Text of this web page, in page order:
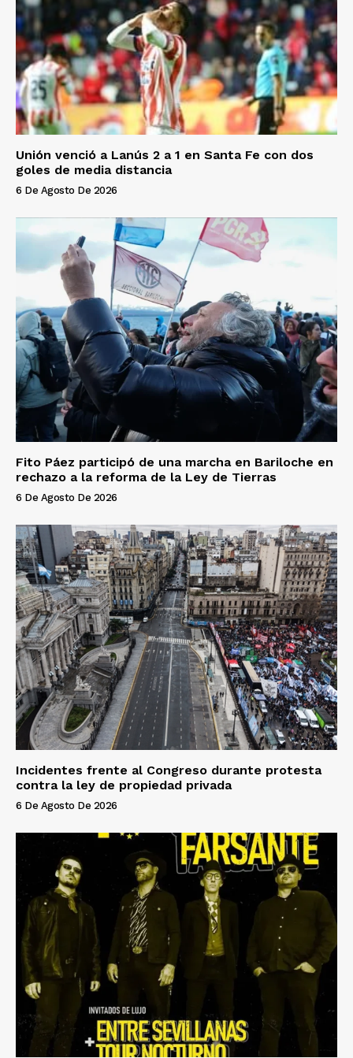
Unión venció a Lanús 2 a 1 en Santa Fe con dos
goles de media distancia
6 De Agosto De 2026
Fito Páez participó de una marcha en Bariloche en
rechazo a la reforma de la Ley de Tierras
6 De Agosto De 2026
Incidentes frente al Congreso durante protesta
contra la ley de propiedad privada
6 De Agosto De 2026